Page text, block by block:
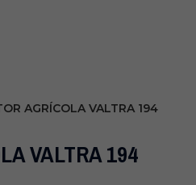
AGRÍCOLA VALTRA 194
VALTRA 194